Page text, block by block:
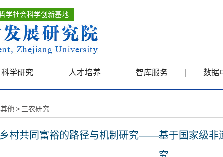
学社会科学创新基地
科学研究 人才培养 智库服务 数据
其他 > 三农研究
村共同富裕的路径与机制研究——基于国家级非